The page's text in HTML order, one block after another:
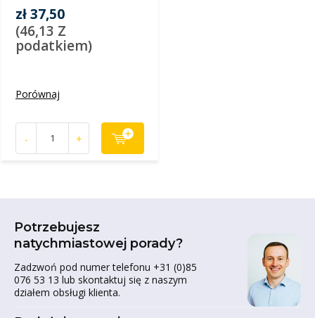
zł 37,50
(46,13 Z
podatkiem)
Porównaj
- +
Potrzebujesz
natychmiastowej porady?
Zadzwoń pod numer telefonu +31 (0)85
076 53 13 lub skontaktuj się z naszym
działem obsługi klienta.